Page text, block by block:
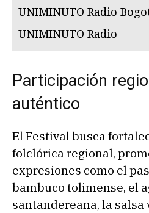
UNIMINUTO Radio
UNIMINUTO Radio
Participación
auténtico
El Festival busca
folclórica regional,
expresiones como el
bambuco tolimense, el
santandereana, la salsa